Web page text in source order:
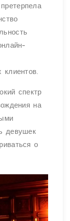
клиентов.
спектр
на
девушек
о